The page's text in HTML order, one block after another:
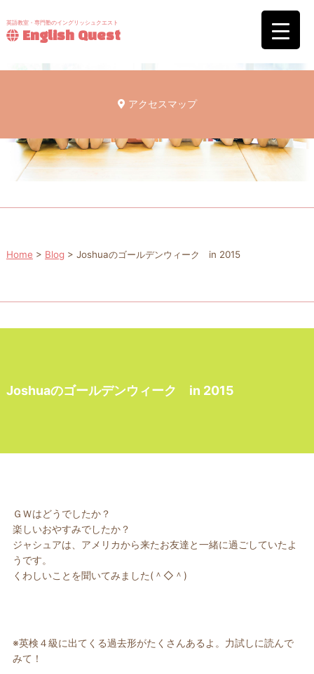
英語教室・専門塾のイングリッシュクエスト
English Quest
アクセスマップ
Home > Blog > Joshuaのゴールデンウィーク in 2015
Joshuaのゴールデンウィーク in 2015
ＧＷはどうでしたか？
楽しいおやすみでしたか？
ジャシュアは、アメリカから来たお友達と一緒に過ごしていたよ
うです。
くわしいことを聞いてみました(＾◇＾)
※英検４級に出てくる過去形がたくさんあるよ。力試しに読んで
みて！